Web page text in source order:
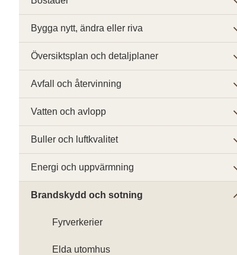
Bygga nytt, ändra eller riva
Översiktsplan och detaljplaner
Avfall och återvinning
Vatten och avlopp
Buller och luftkvalitet
Energi och uppvärmning
Brandskydd och sotning
Fyrverkerier
Elda utomhus